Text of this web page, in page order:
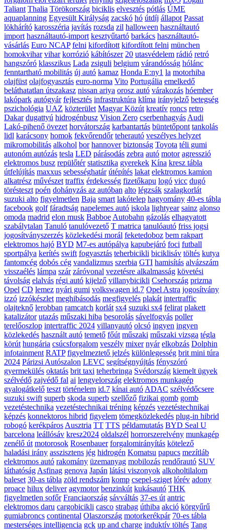
Taliant Thalia Törökország biciklis elvesztés pótlás ÚME
aquaplanning Egyesült Királyság zacskó hó útdíj állapot Passat
lökhárító karosszéria javítás rozsda zil halloween használtautó
import használtautó-import kesztyűtartó barkács használtautó-
vásárlás Euro NCAP felni kifordított kifordított felni münchen
homokvihar vihar korrózió kábítószer 20 utasvédelem rádió retró
hangszóró klasszikus Lada zsiguli belgium várandósság hólánc
fenntartható mobilitás új autó kamaz Honda E:ny1 la motorhiba
olajfüst olajfogyasztás euro-norma Vito Portugália emelkedő
beláthatatlan útszakasz nissan ariya orosz autó várakozás hóember
lakópark autógyár fejlesztés infrastruktúra klíma irányjelző betegség
pszichológia UAZ közterület Magyar Közút kreatív roncs retro
Dakar dugattyú hidrogénbusz Vision Zero cserbenhagyás Audi
Lakó-pihenő övezet horvátország karbantartás büntetőpont tankolás
lidl karácsony homok fekvőrendőr teherautó veszélyes helyzet
mikromobilitás alkohol bor hannover biztonság Toyota téli gumi
autonóm autózás tesla LED párásodás zebra autó motor agresszió
elektromos busz repülőtér statisztika gyerekek Kína kresz tábla
útfelújítás maxxus sebességhatár útépítés lakat elektromos kamion
alkatrész művészet traffix érdekesség fizetőkapu logó vicc dugó
törésteszt poén dohányzás az autóban alto légzsák szalagkorlát
suzuki alto figyelmetlen Baja smart lakótelep hagyomány 40-es tábla
facebook golf fáradtság napelemes autó iskola lightyear sainz alonso
omoda madrid elon musk Babboe Autobahn gázolás elhagyatott
szabálytalan Tanuló tanulóvezető T matrica tanulóautó friss jogsi
jogosítványszerzés közlekedési morál feketedoboz bem rakpart
elektromos hajó BYD M7-es autópálya kapubejáró foci futball
sportpálya kerítés swift fogyasztás teherbicikli biciklisáv töltés kutya
fantomcég dobós cég vandalizmus szerbia GTI hamisítás alvázszám
visszaélés lámpa szár záróvonal vezetésre alkalmasság követési
távolság elalvás régi autó kijelző villanybicikli Csehország prizma
Opel CD lemez nyári gumi volkswagen id.7 Opel Astra jogosítvány
izzó izzókészlet meghibásodás megfigyelés plakát intertraffic
olajteknő lerobban ramcatch korlát sx4 suzuki sx4 felirat plakett
katalizátor utazás műszaki hiba besorolás sávelfogyás poller
terelőoszlop intertraffic 2024 villanyautó olcsó ingyen ingyen
közlekedés használt autó temető főút műszaki műszaki vizsga tégla
körút hungária csúcsforgalom veszély mixer nyár elkobzás Dolphin
infotainment RATP figyelmeztető jelzés különlegesség brit mini túra
2024 Párizsi Autószalon LEVC segítségnyújtás fényszóró
gyermekülés oktatás brit taxi teherbringa Svédország kiemelt ügyek
szélvédő zajvédő fal ai lengyelország elektromos munkagép
gyalogátkelő teszt történelem id.7 kínai autó ADAC szélvédőcsere
suzuki swift superb skoda superb szellőző fizikai gomb gomb
vezetéstechnika vezetéstechnikai tréning képzés vezetéstechnikai
képzés konnektoros hibrid figyelem tömegközlekedés plug-in hibrid
robogó kerékpáros Ausztria TT TTS példamutatás BYD Seal U
barcelona leállósáv kresz2024 oldalszél horrorszerelvény munkagép
zenélő út motorosok Rosenbauer forgalomirányítás kötelező
haladási irány asszisztens jég hidrogén Komatsu papucs mezítláb
elektromos autó rakomány üzemanyag mobilozás rendőrautó SUV
láthatóság Asfinag genova Japán látási viszonyok alkoholtilalom
baleset 30-as tábla zöld rendszám komp csepel-sziget lórév adony
proace hilux deliver agymotor benzinkút kukásautó THK
figyelmetlen sofőr Franciaország sávváltás 37-es út antric
elektromos daru cargobicikli casco strabag úthiba akció körgyűrű
gumiabroncs continental Olaszország motorkerékpár 70-es tábla
mesterséges intelligencia gck up and charge induktív töltés Tang